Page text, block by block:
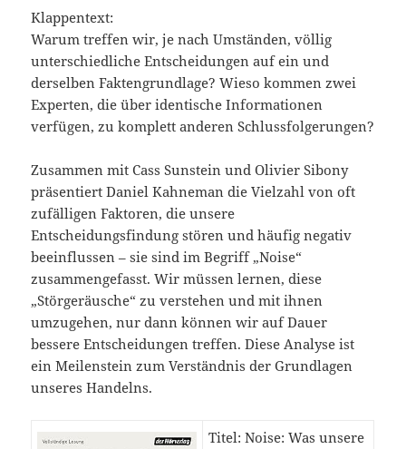
Klappentext:
Warum treffen wir, je nach Umständen, völlig
unterschiedliche Entscheidungen auf ein und
derselben Faktengrundlage? Wieso kommen zwei
Experten, die über identische Informationen
verfügen, zu komplett anderen Schlussfolgerungen?
Zusammen mit Cass Sunstein und Olivier Sibony
präsentiert Daniel Kahneman die Vielzahl von oft
zufälligen Faktoren, die unsere
Entscheidungsfindung stören und häufig negativ
beeinflussen – sie sind im Begriff „Noise“
zusammengefasst. Wir müssen lernen, diese
„Störgeräusche“ zu verstehen und mit ihnen
umzugehen, nur dann können wir auf Dauer
bessere Entscheidungen treffen. Diese Analyse ist
ein Meilenstein zum Verständnis der Grundlagen
unseres Handelns.
Titel: Noise: Was unsere